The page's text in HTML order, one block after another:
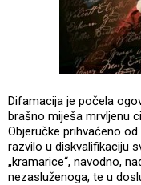
Difamacija je počela
brašno miješa mrvljenu
Objeručke prihvaćeno
razvilo u diskvalifikaciju
„kramarice“, navodno,
nezasluženoga, te u